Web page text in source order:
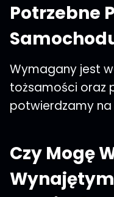
Potrzebne
Wymagany jest
tożsamości oraz
potwierdzamy
Czy Mogę